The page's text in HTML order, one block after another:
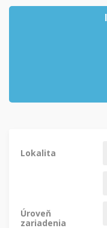
Lokalita
Úroveň
zariadenia